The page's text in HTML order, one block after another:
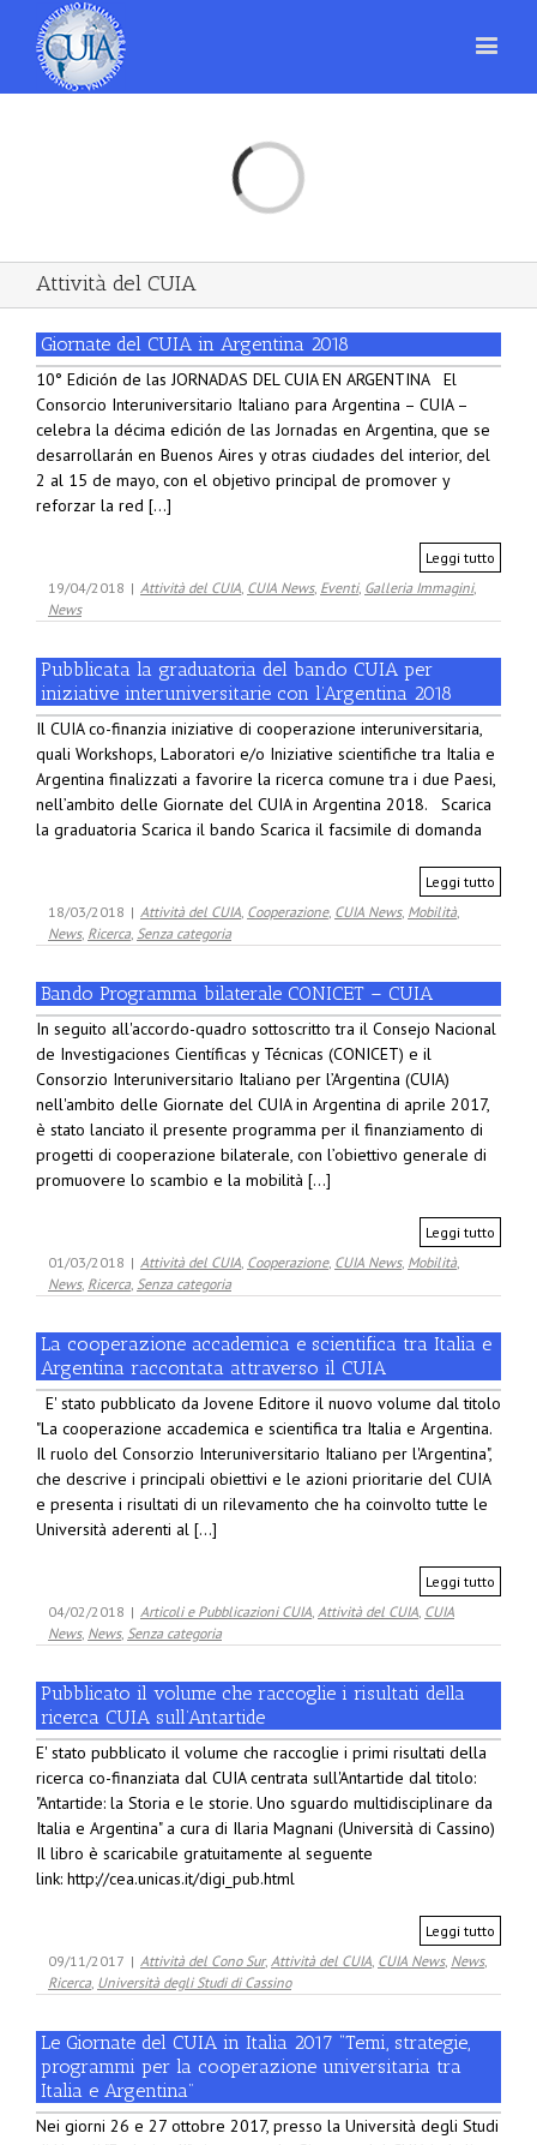
Loading...
Attività del CUIA
Giornate del CUIA in Argentina 2018
10° Edición de las JORNADAS DEL CUIA EN ARGENTINA El
Consorcio Interuniversitario Italiano para Argentina – CUIA –
celebra la décima edición de las Jornadas en Argentina, que se
desarrollarán en Buenos Aires y otras ciudades del interior, del
2 al 15 de mayo, con el objetivo principal de promover y
reforzar la red [...]
Leggi tutto
19/04/2018 | Attività del CUIA, CUIA News, Eventi, Galleria Immagini,
News
Pubblicata la graduatoria del bando CUIA per
iniziative interuniversitarie con l’Argentina 2018
Il CUIA co-finanzia iniziative di cooperazione interuniversitaria,
quali Workshops, Laboratori e/o Iniziative scientifiche tra Italia e
Argentina finalizzati a favorire la ricerca comune tra i due Paesi,
nell’ambito delle Giornate del CUIA in Argentina 2018. Scarica
la graduatoria Scarica il bando Scarica il facsimile di domanda
Leggi tutto
18/03/2018 | Attività del CUIA, Cooperazione, CUIA News, Mobilità,
News, Ricerca, Senza categoria
Bando Programma bilaterale CONICET – CUIA
In seguito all'accordo-quadro sottoscritto tra il Consejo Nacional
de Investigaciones Científicas y Técnicas (CONICET) e il
Consorzio Interuniversitario Italiano per l’Argentina (CUIA)
nell'ambito delle Giornate del CUIA in Argentina di aprile 2017,
è stato lanciato il presente programma per il finanziamento di
progetti di cooperazione bilaterale, con l’obiettivo generale di
promuovere lo scambio e la mobilità [...]
Leggi tutto
01/03/2018 | Attività del CUIA, Cooperazione, CUIA News, Mobilità,
News, Ricerca, Senza categoria
La cooperazione accademica e scientifica tra Italia e
Argentina raccontata attraverso il CUIA
E' stato pubblicato da Jovene Editore il nuovo volume dal titolo
"La cooperazione accademica e scientifica tra Italia e Argentina.
Il ruolo del Consorzio Interuniversitario Italiano per l'Argentina",
che descrive i principali obiettivi e le azioni prioritarie del CUIA
e presenta i risultati di un rilevamento che ha coinvolto tutte le
Università aderenti al [...]
Leggi tutto
04/02/2018 | Articoli e Pubblicazioni CUIA, Attività del CUIA, CUIA
News, News, Senza categoria
Pubblicato il volume che raccoglie i risultati della
ricerca CUIA sull’Antartide
E' stato pubblicato il volume che raccoglie i primi risultati della
ricerca co-finanziata dal CUIA centrata sull'Antartide dal titolo:
"Antartide: la Storia e le storie. Uno sguardo multidisciplinare da
Italia e Argentina" a cura di Ilaria Magnani (Università di Cassino)
Il libro è scaricabile gratuitamente al seguente
link: http://cea.unicas.it/digi_pub.html
Leggi tutto
09/11/2017 | Attività del Cono Sur, Attività del CUIA, CUIA News, News,
Ricerca, Università degli Studi di Cassino
Le Giornate del CUIA in Italia 2017 “Temi, strategie,
programmi per la cooperazione universitaria tra
Italia e Argentina”
Nei giorni 26 e 27 ottobre 2017, presso la Università degli Studi